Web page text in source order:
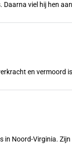
viel hij hen
en vermoord
in Noord-Virginia.